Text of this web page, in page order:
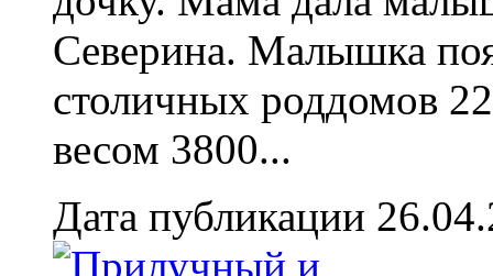
Северина. Малышка
столичных роддомов
весом 3800...
Дата публикации